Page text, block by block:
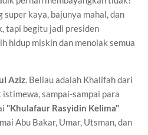
super kaya, bajunya mahal, dan
tapi begitu jadi presiden
hidup miskin dan menolak semua
Aziz. Beliau adalah Khalifah dari
sampai-sampai para
"Khulafaur Rasyidin Kelima"
Abu Bakar, Umar, Utsman, dan